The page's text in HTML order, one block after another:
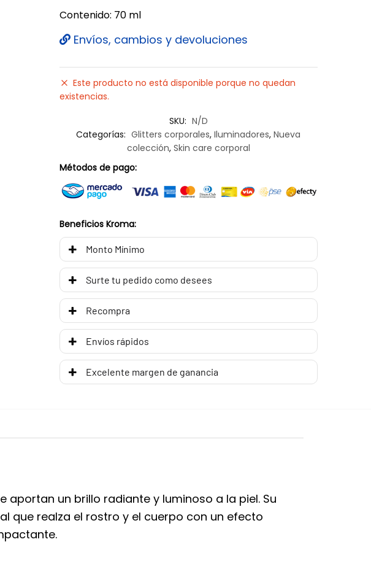
Contenido: 70 ml
Envíos, cambios y devoluciones
Este producto no está disponible porque no quedan
existencias.
SKU: N/D
Categorías: Glitters corporales,Iluminadores,Nueva
colección, Skin care corporal
Métodos de pago:
Beneficios Kroma:
Monto Mínimo
Surte tu pedido como desees
Recompra
Envíos rápidos
Excelente margen de ganancia
un brillo radiante y luminoso a la piel. Su
que realza el rostro y el cuerpo con un efecto